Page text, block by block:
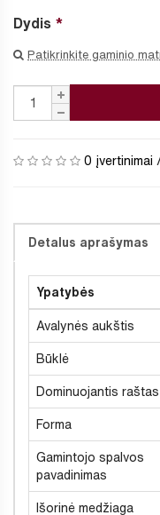
Dydis
Patikrinkite gaminio
0 įvertinimai
Detalus aprašymas
Ypatybės
Avalynės aukštis
Būklė
Dominuojantis raštas
Forma
Gamintojo spalvos
pavadinimas
Išorinė medžiaga